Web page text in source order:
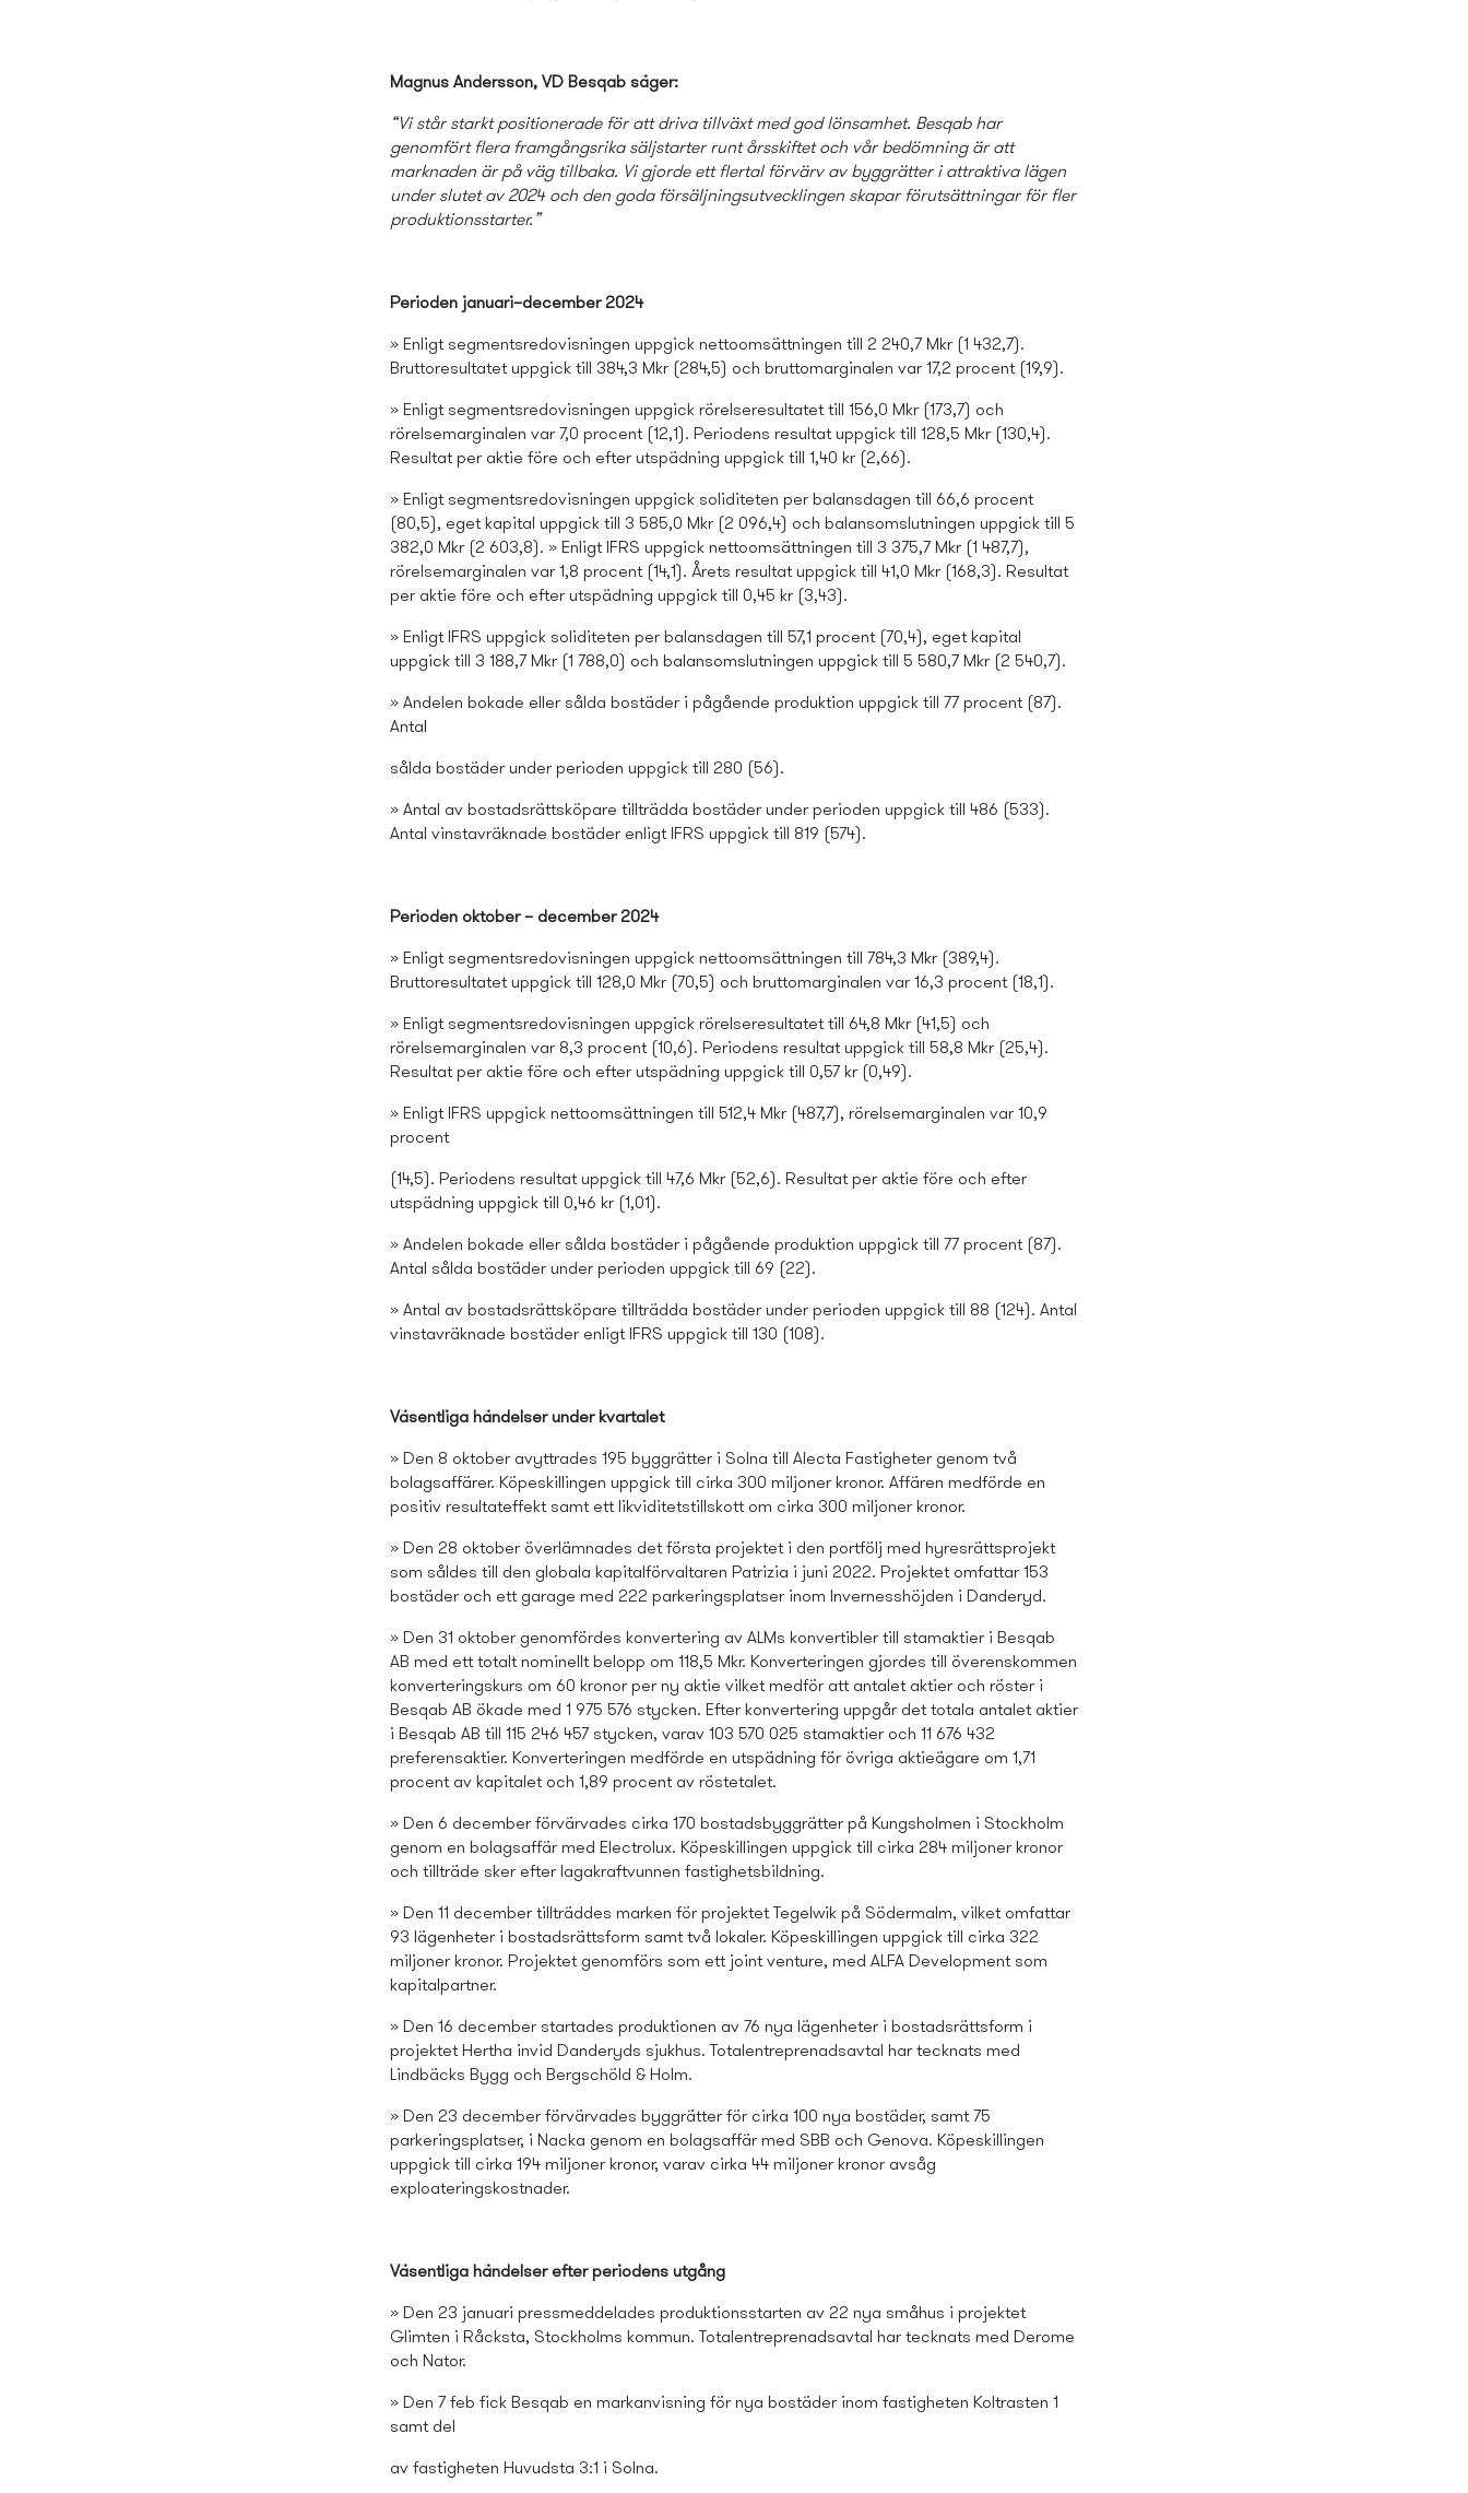
Magnus Andersson, VD Besqab säger:
“Vi står starkt positionerade för att driva tillväxt med god lönsamhet. Besqab har
genomfört flera framgångsrika säljstarter runt årsskiftet och vår bedömning är att
marknaden är på väg tillbaka. Vi gjorde ett flertal förvärv av byggrätter i attraktiva lägen
under slutet av 2024 och den goda försäljningsutvecklingen skapar förutsättningar för fler
produktionsstarter.”
Perioden januari–december 2024
» Enligt segmentsredovisningen uppgick nettoomsättningen till 2 240,7 Mkr (1 432,7).
Bruttoresultatet uppgick till 384,3 Mkr (284,5) och bruttomarginalen var 17,2 procent (19,9).
» Enligt segmentsredovisningen uppgick rörelseresultatet till 156,0 Mkr (173,7) och
rörelsemarginalen var 7,0 procent (12,1). Periodens resultat uppgick till 128,5 Mkr (130,4).
Resultat per aktie före och efter utspädning uppgick till 1,40 kr (2,66).
» Enligt segmentsredovisningen uppgick soliditeten per balansdagen till 66,6 procent
(80,5), eget kapital uppgick till 3 585,0 Mkr (2 096,4) och balansomslutningen uppgick till 5
382,0 Mkr (2 603,8). » Enligt IFRS uppgick nettoomsättningen till 3 375,7 Mkr (1 487,7),
rörelsemarginalen var 1,8 procent (14,1). Årets resultat uppgick till 41,0 Mkr (168,3). Resultat
per aktie före och efter utspädning uppgick till 0,45 kr (3,43).
» Enligt IFRS uppgick soliditeten per balansdagen till 57,1 procent (70,4), eget kapital
uppgick till 3 188,7 Mkr (1 788,0) och balansomslutningen uppgick till 5 580,7 Mkr (2 540,7).
» Andelen bokade eller sålda bostäder i pågående produktion uppgick till 77 procent (87).
Antal
sålda bostäder under perioden uppgick till 280 (56).
» Antal av bostads­rättsköpare tillträdda bostäder under perioden uppgick till 486 (533).
Antal vinstavräknade bostäder enligt IFRS uppgick till 819 (574).
Perioden oktober – december 2024
» Enligt segmentsredovisningen uppgick nettoomsättningen till 784,3 Mkr (389,4).
Bruttoresultatet uppgick till 128,0 Mkr (70,5) och bruttomarginalen var 16,3 procent (18,1).
» Enligt segmentsredovisningen uppgick rörelseresultatet till 64,8 Mkr (41,5) och
rörelsemarginalen var 8,3 procent (10,6). Periodens resultat uppgick till 58,8 Mkr (25,4).
Resultat per aktie före och efter utspädning uppgick till 0,57 kr (0,49).
» Enligt IFRS uppgick nettoomsättningen till 512,4 Mkr (487,7), rörelsemarginalen var 10,9
procent
(14,5). Periodens resultat uppgick till 47,6 Mkr (52,6). Resultat per aktie före och efter
utspädning uppgick till 0,46 kr (1,01).
» Andelen bokade eller sålda bostäder i pågående produktion uppgick till 77 procent (87).
Antal sålda bostäder under perioden uppgick till 69 (22).
» Antal av bostads­rättsköpare tillträdda bostäder under perioden uppgick till 88 (124). Antal
vinstavräknade bostäder enligt IFRS uppgick till 130 (108).
Väsentliga händelser under kvartalet
» Den 8 oktober avyttrades 195 byggrätter i Solna till Alecta Fastigheter genom två
bolagsaffärer. Köpeskillingen uppgick till cirka 300 miljoner kronor. Affären medförde en
positiv resultateffekt samt ett likviditetstillskott om cirka 300 miljoner kronor.
» Den 28 oktober överlämnades det första projektet i den portfölj med hyresrättsprojekt
som såldes till den globala kapitalförvaltaren Patrizia i juni 2022. Projektet omfattar 153
bostäder och ett garage med 222 parkeringsplatser inom Invernesshöjden i Danderyd.
» Den 31 oktober genomfördes konvertering av ALMs konvertibler till stamaktier i Besqab
AB med ett totalt nominellt belopp om 118,5 Mkr. Konverteringen gjordes till överenskommen
konverteringskurs om 60 kronor per ny aktie vilket medför att antalet aktier och röster i
Besqab AB ökade med 1 975 576 stycken. Efter konvertering uppgår det totala antalet aktier
i Besqab AB till 115 246 457 stycken, varav 103 570 025 stamaktier och 11 676 432
preferensaktier. Konverteringen medförde en utspädning för övriga aktieägare om 1,71
procent av kapitalet och 1,89 procent av röstetalet.
» Den 6 december förvärvades cirka 170 bostads­byggrätter på Kungsholmen i Stockholm
genom en bolagsaffär med Electrolux. Köpeskillingen uppgick till cirka 284 miljoner kronor
och tillträde sker efter lagakraftvunnen fastighets­bildning.
» Den 11 december tillträddes marken för projektet Tegelwik på Södermalm, vilket omfattar
93 lägenheter i bostads­rättsform samt två lokaler. Köpeskillingen uppgick till cirka 322
miljoner kronor. Projektet genomförs som ett joint venture, med ALFA Development som
kapitalpartner.
» Den 16 december startades produktionen av 76 nya lägenheter i bostads­rättsform i
projektet Hertha invid Danderyds sjukhus. Totalentreprenadsavtal har tecknats med
Lindbäcks Bygg och Bergschöld & Holm.
» Den 23 december förvärvades byggrätter för cirka 100 nya bostäder, samt 75
parkeringsplatser, i Nacka genom en bolagsaffär med SBB och Genova. Köpeskillingen
uppgick till cirka 194 miljoner kronor, varav cirka 44 miljoner kronor avsåg
exploateringskostnader.
Väsentliga händelser efter periodens utgång
» Den 23 januari press­meddelades produktionsstarten av 22 nya småhus i projektet
Glimten i Råcksta, Stockholms kommun. Totalentreprenadsavtal har tecknats med Derome
och Nator.
» Den 7 feb fick Besqab en markanvisning för nya bostäder inom fastigheten Koltrasten 1
samt del
av fastigheten Huvudsta 3:1 i Solna.